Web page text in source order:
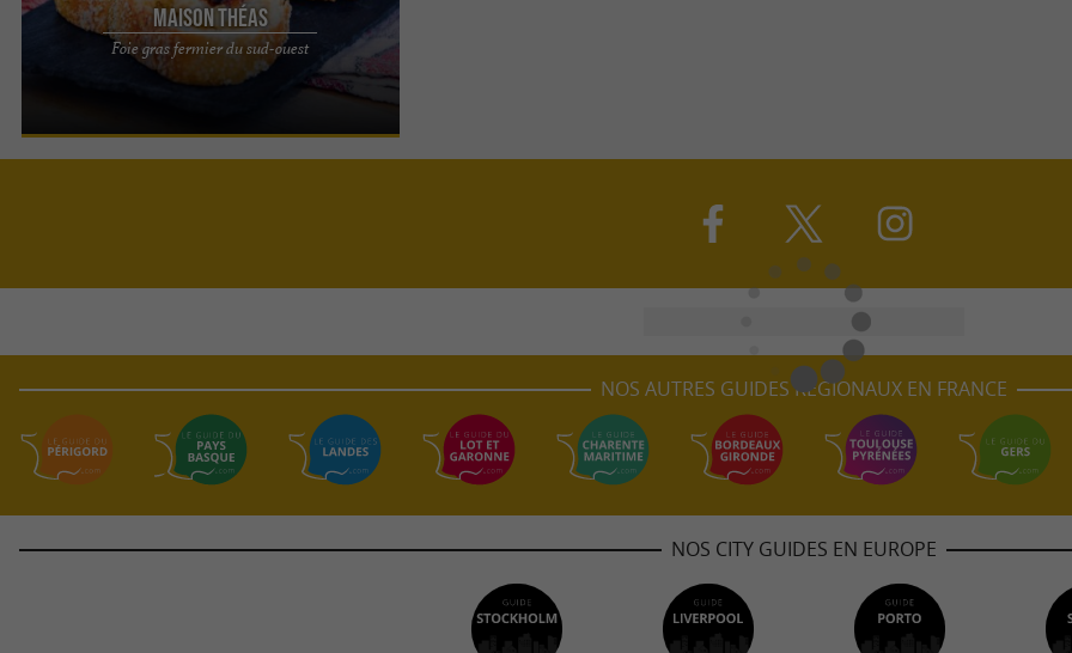
Maison Théas
Foie gras fermier du sud-ouest
La Maison Théas est une ferme familiale
implantée dans un petit village des Hautes-
Pyrénées (Gardères), au ...
NOS AUTRES GUIDES RÉGIONAUX EN FRANCE
NOS CITY GUIDES EN EUROPE